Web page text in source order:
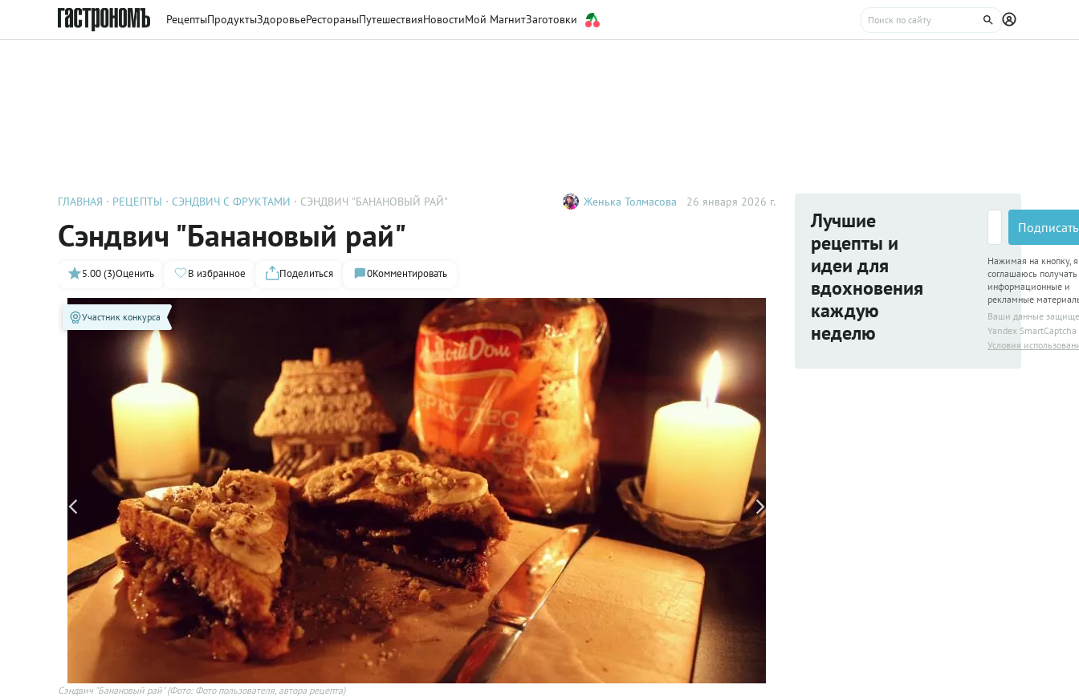
РецептыПродуктыЗдоровьеРестораныПутешествияНовостиМой МагнитЗаготовки
ГЛАВНАЯ РЕЦЕПТЫ СЭНДВИЧ С ФРУКТАМИ СЭНДВИЧ "БАНАНОВЫЙ РАЙ" Женька Толмасова 26 января 2026 г.
Сэндвич "Банановый рай"
5.00 (3)Оценить В избранное Поделиться 0Комментировать
Участник конкурса
Сэндвич "Банановый рай" (Фото: Фото пользователя, автора рецепта)
Лучшие
рецепты и
идеи для
вдохновения
каждую
неделю
Нажимая на кнопку, я
соглашаюсь получать
информационные и
рекламные
Ваши данные
Yandex SmartCaptcha
Условия